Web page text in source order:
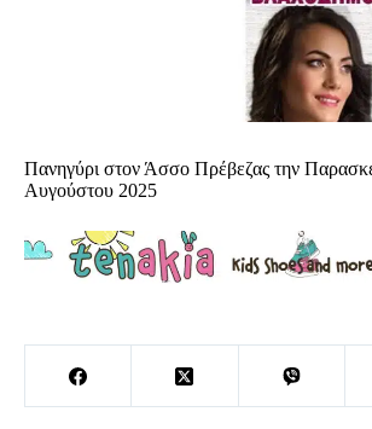
Πανηγύρι στον Άσσο Πρέβεζας την
Αυγούστου 2025